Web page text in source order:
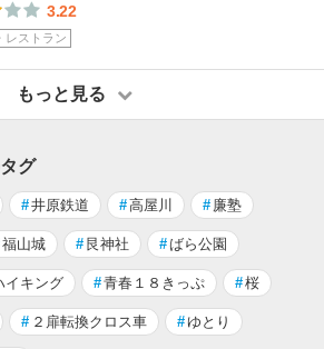
3.22
レストラン
もっと見る
グ
#井原鉄道 #高屋川 # 廉塾
福山城 # 艮神社 #ばら公園
イキング #青春１８きっぷ #桜
# ２扉転換クロス車 #ゆとり